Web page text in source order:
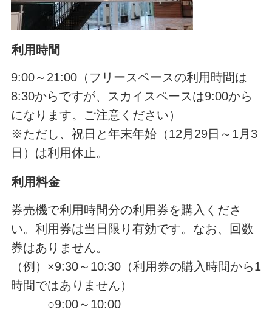
利用時間
9:00～21:00（フリースペースの利用時間は
8:30からですが、スカイスペースは9:00から
になります。ご注意ください）
※ただし、祝日と年末年始（12月29日～1月3
日）は利用休止。
利用料金
券売機で利用時間分の利用券を購入くださ
い。利用券は当日限り有効です。なお、回数
券はありません。
（例）×9:30～10:30（利用券の購入時間から1
時間ではありません）
○9:00～10:00